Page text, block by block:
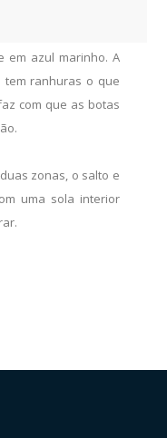
em azul marinho. A
tem ranhuras o que
com que as botas
zonas, o salto e
uma sola interior